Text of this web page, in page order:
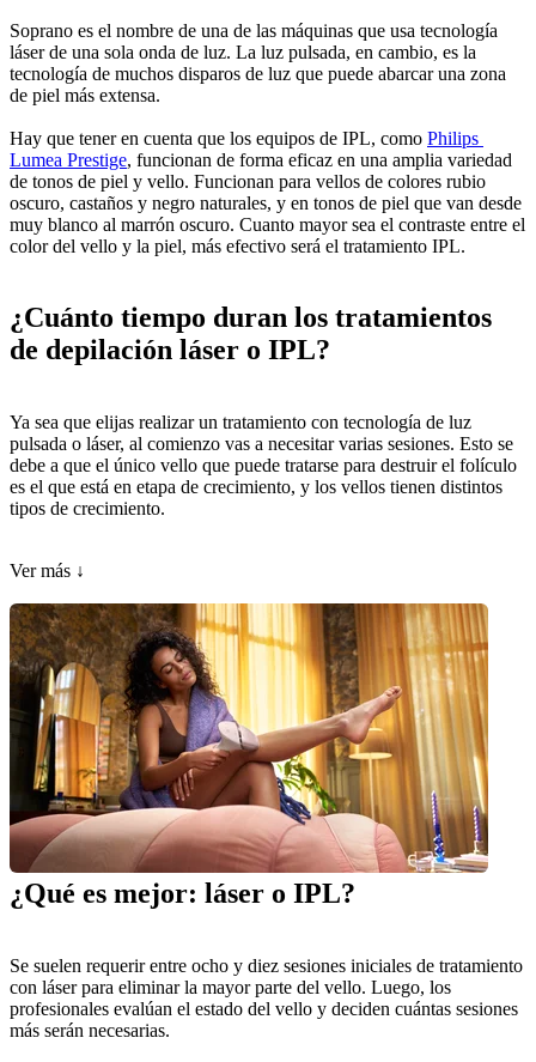
Soprano es el nombre de una de las máquinas que usa tecnología
láser de una sola onda de luz. La luz pulsada, en cambio, es la
tecnología de muchos disparos de luz que puede abarcar una zona
de piel más extensa.
Hay que tener en cuenta que los equipos de IPL, como Philips
Lumea Prestige, funcionan de forma eficaz en una amplia variedad
de tonos de piel y vello. Funcionan para vellos de colores rubio
oscuro, castaños y negro naturales, y en tonos de piel que van desde
muy blanco al marrón oscuro. Cuanto mayor sea el contraste entre el
color del vello y la piel, más efectivo será el tratamiento IPL.
¿Cuánto tiempo duran los tratamientos
de depilación láser o IPL?
Ya sea que elijas realizar un tratamiento con tecnología de luz
pulsada o láser, al comienzo vas a necesitar varias sesiones. Esto se
debe a que el único vello que puede tratarse para destruir el folículo
es el que está en etapa de crecimiento, y los vellos tienen distintos
tipos de crecimiento.
Ver más ↓
¿Qué es mejor: láser o IPL?
Se suelen requerir entre ocho y diez sesiones iniciales de tratamiento
con láser para eliminar la mayor parte del vello. Luego, los
profesionales evalúan el estado del vello y deciden cuántas sesiones
más serán necesarias.